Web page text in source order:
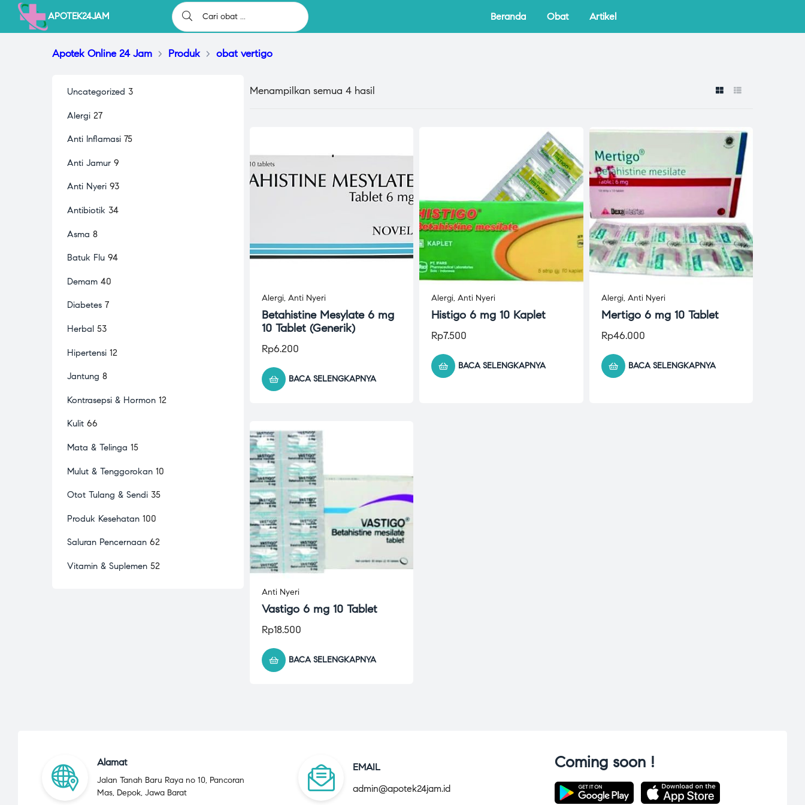
APOTEK24JAM Beranda Obat Artikel
Apotek Online 24 Jam > Produk > obat vertigo
Menampilkan semua 4 hasil
Alergi, Anti Nyeri
Betahistine Mesylate 6 mg
10 Tablet (Generik)
Rp6.200
BACA SELENGKAPNYA
Alergi,Anti Nyeri
Histigo 6 mg 10 Kaplet
Rp7.500
BACA SELENGKAPNYA
Alergi, Anti Nyeri
Mertigo 6 mg 10 Tablet
Rp46.000
BACA SELENGKAPNYA
Anti Nyeri
Vastigo 6 mg 10 Tablet
Rp18.500
BACA SELENGKAPNYA
Uncategorized 3
Alergi 27
Anti Inflamasi 75
Anti Jamur 9
Anti Nyeri 93
Antibiotik 34
Asma 8
Batuk Flu 94
Demam 40
Diabetes 7
Herbal 53
Hipertensi 12
Jantung 8
Kontrasepsi & Hormon 12
Kulit 66
Mata & Telinga 15
Mulut & Tenggorokan 10
Otot Tulang & Sendi 35
Produk Kesehatan 100
Saluran Pencernaan 62
Vitamin & Suplemen 52
Alamat
Jalan Tanah Baru Raya no 10, Pancoran
Mas, Depok, Jawa Barat
EMAIL
admin@apotek24jam.id
Coming soon !